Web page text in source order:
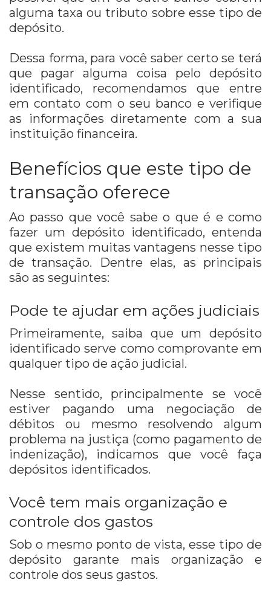
alguma taxa ou tributo sobre esse tipo de
depósito.
Dessa forma, para você saber certo se terá
que pagar alguma coisa pelo depósito
identificado, recomendamos que entre
em contato com o seu banco e verifique
as informações diretamente com a sua
instituição financeira.
Benefícios que este tipo de
transação oferece
Ao passo que você sabe o que é e como
fazer um depósito identificado, entenda
que existem muitas vantagens nesse tipo
de transação. Dentre elas, as principais
são as seguintes:
Pode te ajudar em ações judiciais
Primeiramente, saiba que um depósito
identificado serve como comprovante em
qualquer tipo de ação judicial.
Nesse sentido, principalmente se você
estiver pagando uma negociação de
débitos ou mesmo resolvendo algum
problema na justiça (como pagamento de
indenização), indicamos que você faça
depósitos identificados.
Você tem mais organização e
controle dos gastos
Sob o mesmo ponto de vista, esse tipo de
depósito garante mais organização e
controle dos seus gastos.